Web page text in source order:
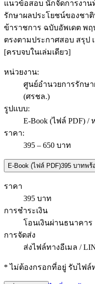
แนวข้อสอบ นักจัดการงาน
รักษาผลประโยชน์ของชา
ข้าราชการ ฉบับอัพเดต พ
ตรงตามประกาศสอบ สรุป
[ครบจบในเล่มเดียว]
หน่วยงาน:
ศูนย์อำนวยการรักษ
(ศรชล.)
รูปแบบ:
E-Book (ไฟล์ PDF) /
ราคา:
395 – 650 บาท
E-Book (ไฟล์ PDF)395 บาทพร้
ราคา
395 บาท
การชำระเงิน
โอนเงินผ่านธนาคาร
การจัดส่ง
ส่งไฟล์ทางอีเมล /
* ไม่ต้องกรอกที่อยู่ รับไฟ